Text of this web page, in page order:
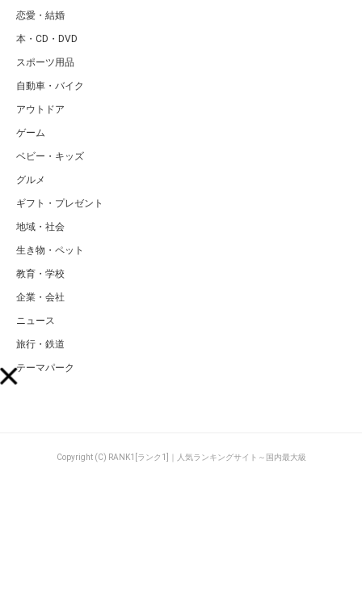
恋愛・結婚
本・CD・DVD
スポーツ用品
自動車・バイク
アウトドア
ゲーム
ベビー・キッズ
グルメ
ギフト・プレゼント
地域・社会
生き物・ペット
教育・学校
企業・会社
ニュース
旅行・鉄道
テーマパーク
Copyright (C) RANK1[ランク1]｜人気ランキングサイト～国内最大級